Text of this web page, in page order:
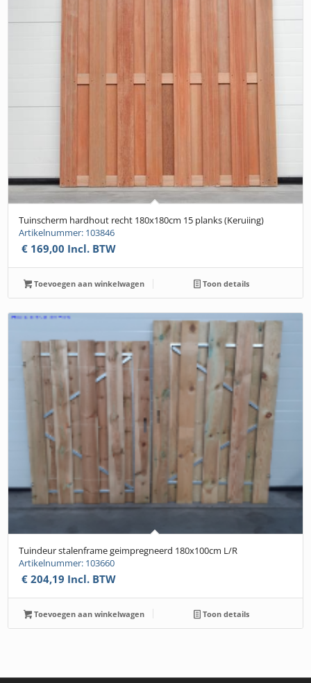
Tuinscherm hardhout recht 180x180cm 15 planks (Keruiing)
Artikelnummer: 103846
€ 169,00 Incl. BTW
Toevoegen aan winkelwagen Toon details
Tuindeur stalenframe geimpregneerd 180x100cm L/R
Artikelnummer: 103660
€ 204,19 Incl. BTW
Toevoegen aan winkelwagen Toon details